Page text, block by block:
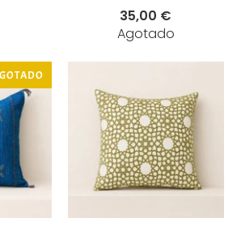
35,00 €
Agotado